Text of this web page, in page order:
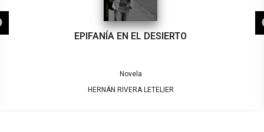
EPIFANÍA EN EL DESIERTO
Novela
HERNÁN RIVERA LETELIER